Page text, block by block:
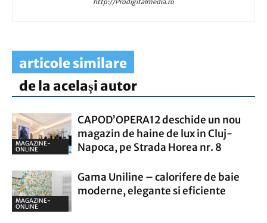
http://Prodigitalmedia.ro
articole similare
de la același autor
MAGAZINE-
ONLINE
CAPOD’OPERA12 deschide un nou
magazin de haine de lux in Cluj-
Napoca, pe Strada Horea nr. 8
MAGAZINE-
ONLINE
Gama Uniline – calorifere de baie
moderne, elegante si eficiente